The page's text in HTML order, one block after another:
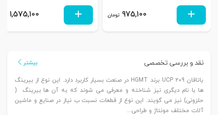
975,100 تومان 1,575,100
نقد و بررسی تخصصی بیشتر
یاتاقان UCP 209 برند HGMT در صنعت بسیار کاربرد دارد. این نوع از بیرینگ
ها با نام دیگری نیز شناخته و معرفی می شوند که به آن ها بیرینگ (
حلزونی) نیز می گویند. این نوع از قطعات نسبت ب نیاز در صنایع و ماشین
آلات مختلف مونتاژ و طراحی...